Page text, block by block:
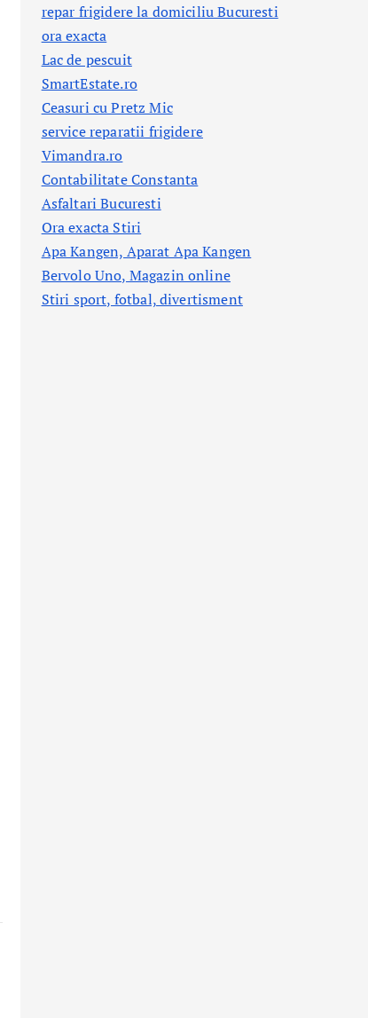
repar frigidere la domiciliu Bucuresti
ora exacta
Lac de pescuit
SmartEstate.ro
Ceasuri cu Pretz Mic
service reparatii frigidere
Vimandra.ro
Contabilitate Constanta
Asfaltari Bucuresti
Ora exacta Stiri
Apa Kangen, Aparat Apa Kangen
Bervolo Uno, Magazin online
Stiri sport, fotbal,divertisment